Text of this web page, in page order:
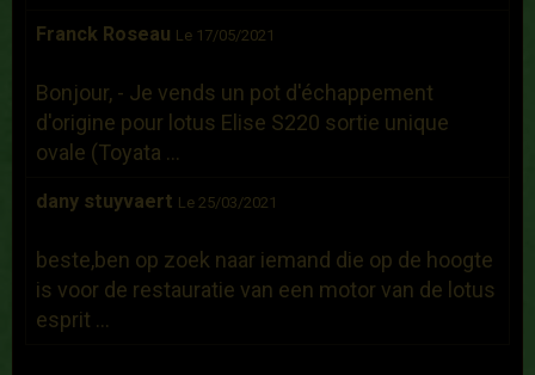
Franck Roseau Le 17/05/2021
Bonjour, - Je vends un pot d'échappement
d'origine pour lotus Elise S220 sortie unique
ovale (Toyata ...
dany stuyvaert Le 25/03/2021
beste,ben op zoek naar iemand die op de hoogte
is voor de restauratie van een motor van de lotus
esprit ...